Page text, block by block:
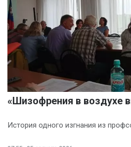
«Шизофрения в воздухе
История одного изгнания из